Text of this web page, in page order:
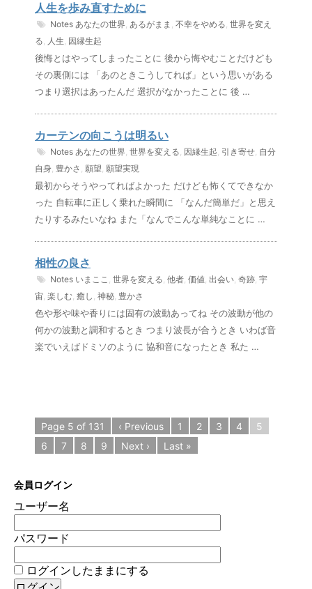
人生を歩み直すために
Notes あなたの世界, あるがまま , 不幸をやめる, 世界を変え
る, 人生, 因縁生起
後悔とはやってしまったことに 後から悔やむことだけども
その裏側には 「あのときこうしてれば」という思いがある
つまり選択はあったんだ 選択がなかったことに 後 …
カーテンの向こうは明るい
Notes あなたの世界, 世界を変える, 因縁生起, 引き寄せ, 自分
自身, 豊かさ , 願望, 願望実現
最初からそうやってればよかった だけども怖くてできなか
った 自転車に正しく乗れた瞬間に 「なんだ簡単だ」と思え
たりするみたいなね また「なんでこんな単純なことに …
相性の良さ
Notes いまここ , 世界を変える, 他者, 価値, 出会い, 奇跡, 宇
宙, 楽しむ, 癒し , 神秘, 豊かさ
色や形や味や香りには固有の波動あってね その波動が他の
何かの波動と調和するとき つまり波長が合うとき いわば音
楽でいえばドミソのように 協和音になったとき 私た …
Page 5 of 131 ‹ Previous 1 2 3 4
5
6
7 8 9 Next › Last »
会員ログイン
ユーザー名
パスワード
ログインしたままにする